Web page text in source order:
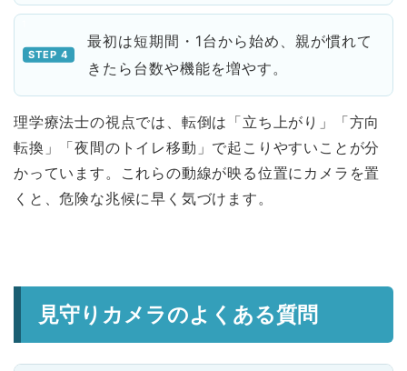
最初は短期間・1台から始め、親が慣れて
きたら台数や機能を増やす。
理学療法士の視点では、転倒は「立ち上がり」「方向
転換」「夜間のトイレ移動」で起こりやすいことが分
かっています。これらの動線が映る位置にカメラを置
くと、危険な兆候に早く気づけます。
見守りカメラのよくある質問